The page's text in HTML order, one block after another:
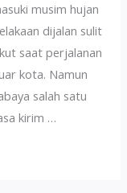
musim hujan
dijalan sulit
saat perjalanan
kota. Namun
salah satu
kirim …